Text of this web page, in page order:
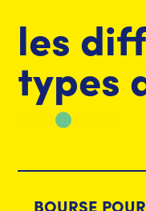
les
types
BOURSE